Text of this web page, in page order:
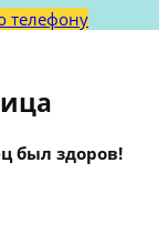
телефону
был здоров!